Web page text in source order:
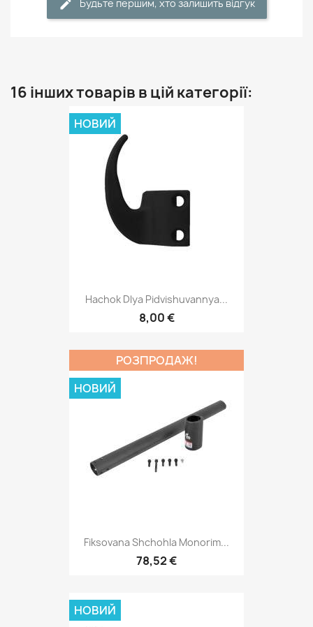
Будьте першим, хто залишить відгук
16 інших товарів в цій категорії:
Hachok Dlya Pidvishuvannya...
8,00 €
НОВИЙ
Fiksovana Shchohla Monorim...
78,52 €
РОЗПРОДАЖ!
НОВИЙ
НОВИЙ